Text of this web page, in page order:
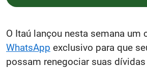
O Itaú lançou nesta semana um
WhatsApp exclusivo para que
possam renegociar suas